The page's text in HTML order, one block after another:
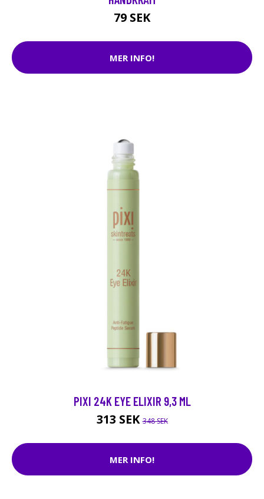
79 SEK
MER INFO!
PIXI 24K EYE ELIXIR 9,3 ML
313 SEK348 SEK
MER INFO!